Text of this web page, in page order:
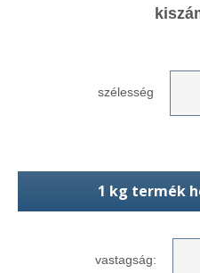
szélesség
1 kg termék
vastagság: